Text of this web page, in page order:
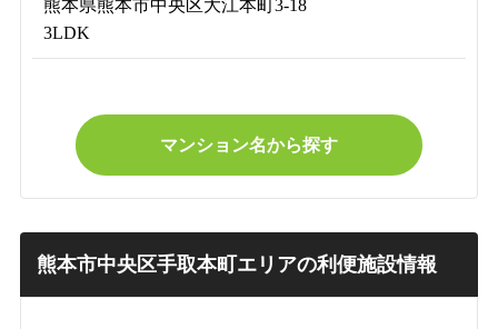
熊本県熊本市中央区大江本町3-18
3LDK
マンション名から探す
熊本市中央区手取本町エリアの利便施設情報